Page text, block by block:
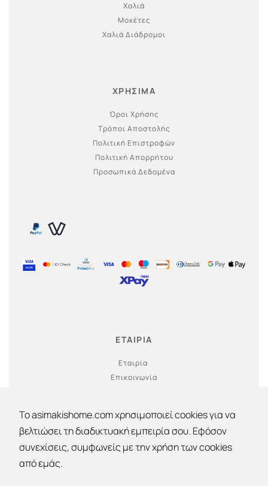
Χαλιά
Μοκέτες
Χαλιά Διάδρομοι
ΧΡΗΣΙΜΑ
Όροι Χρήσης
Τρόποι Αποστολής
Πολιτική Επιστροφών
Πολιτική Απορρήτου
Προσωπικά Δεδομένα
ΕΤΑΙΡΙΑ
Εταιρία
Επικοινωνία
Copyright © 2026 | Asimakis Home | All rights
To asimakishome.com χρησιμοποιεί cookies για να
βελτιώσει τη διαδικτυακή εμπειρία σου. Εφόσον
συνεχίσεις, συμφωνείς με την χρήση των cookies
από εμάς.